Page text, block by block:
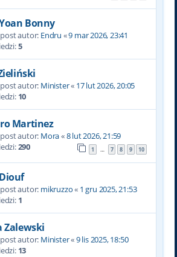
Bonny
autor: Endru «9 mar 2026, 23:41
5
autor: Minister« 17 lut 2026, 20:05
10
Martinez
autor: Mora«8 lut 2026, 21:59
290 1 … 7 8 9 10
autor: mikruzzo« 1 gru 2025, 21:53
1
Zalewski
autor: Minister«9 lis 2025, 18:50
13